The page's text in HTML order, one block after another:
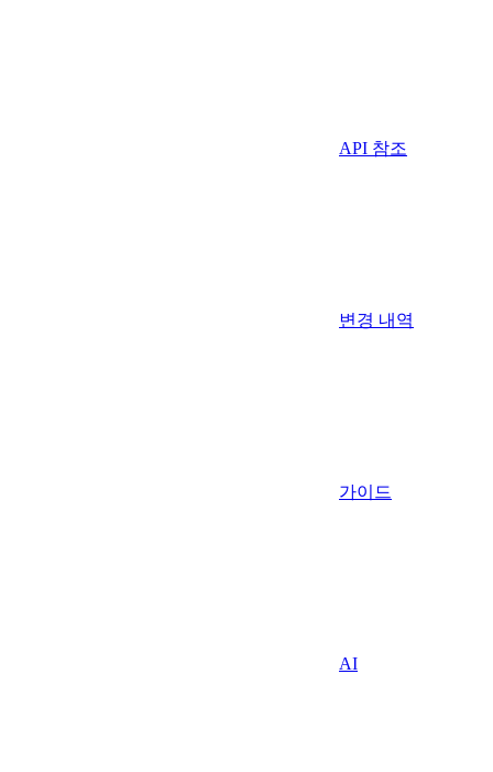
API 참조
변경 내역
가이드
AI